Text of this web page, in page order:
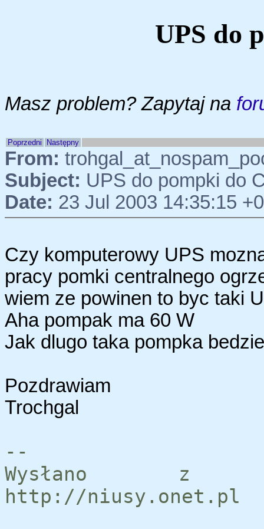
UPS do
Masz problem? Zapytaj na
Poprzedni Następny
From:
Subject: UPS do pompki do
Date: 23 Jul 2003 14:35:15
Czy komputerowy UPS
pracy pomki centralnego
wiem ze powinen to byc taki
Aha pompak ma 60 W
Jak dlugo taka pompka
Pozdrawiam
Trochgal
--
Wysłano z
http://niusy.onet.pl